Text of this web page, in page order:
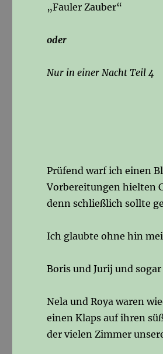
„Fauler Zauber“
oder
Nur in einer Nacht Teil 4
Prüfend warf ich einen
Vorbereitungen hielten
denn schließlich sollte
Ich glaubte ohne hin
Boris und Jurij und
Nela und Roya waren
einen Klaps auf ihren
der vielen Zimmer